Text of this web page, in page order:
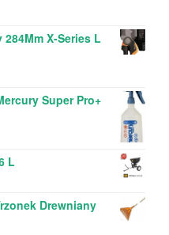
X-Series L
Super Pro+
L
Drewniany